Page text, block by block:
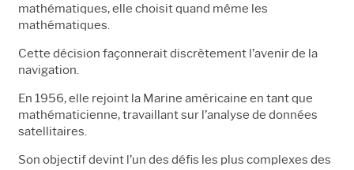
mathématiques, elle choisit quand même les
mathématiques.
Cette décision façonnerait discrètement l’avenir de la
navigation.
En 1956, elle rejoint la Marine américaine en tant que
mathématicienne, travaillant sur l’analyse de données
satellitaires.
Son objectif devint l’un des défis les plus complexes des